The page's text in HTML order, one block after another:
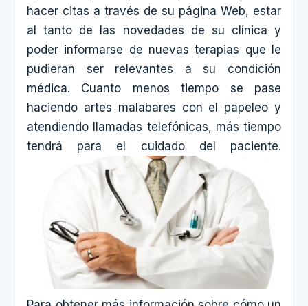
hacer citas a través de su página Web, estar
al tanto de las novedades de su clínica y
poder informarse de nuevas terapias que le
pudieran ser relevantes a su condición
médica. Cuanto menos tiempo se pase
haciendo artes malabares con el papeleo y
atendiendo llamadas telefónicas, más tiempo
tendrá para el cuidado del paciente.